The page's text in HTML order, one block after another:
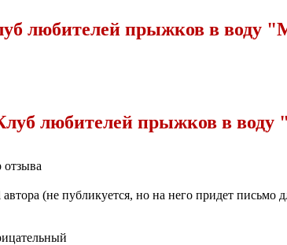
любителей прыжков в воду
любителей прыжков в
отзыва
автора (не публикуется, но на него придет письмо